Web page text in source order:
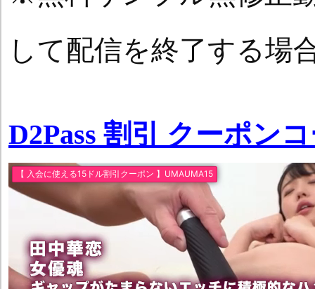
して配信を終了する場
D2Pass 割引 クーポン